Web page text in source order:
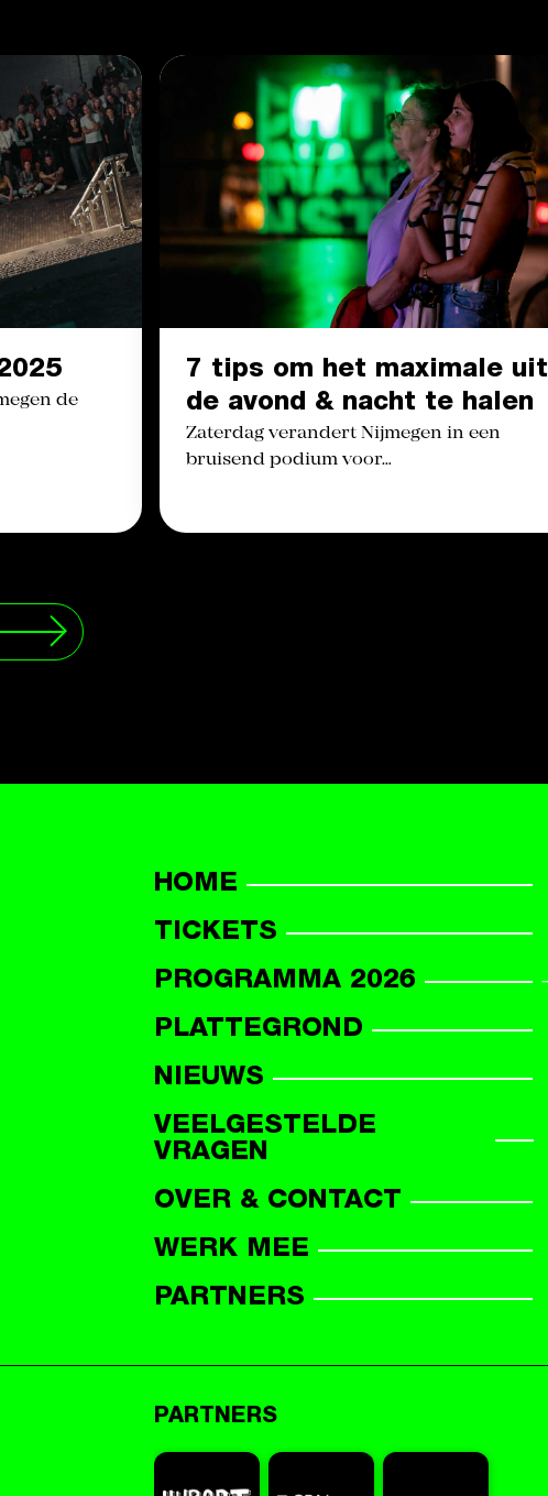
de
7 tips om het maximale uit
de avond & nacht te halen
Zaterdag verandert Nijmegen in een
bruisend podium voor…
HOME
TICKETS
PROGRAMMA 2026
PLATTEGROND
NIEUWS
VEELGESTELDE
VRAGEN
OVER & CONTACT
WERK MEE
PARTNERS
PARTNERS